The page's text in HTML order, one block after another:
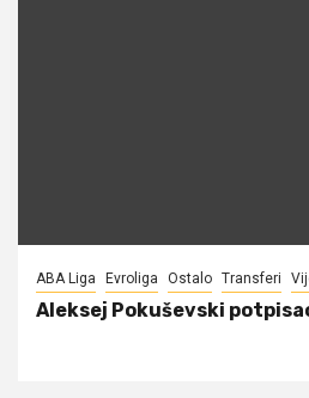
ABA Liga Evroliga Ostalo Transferi
Aleksej Pokuševski